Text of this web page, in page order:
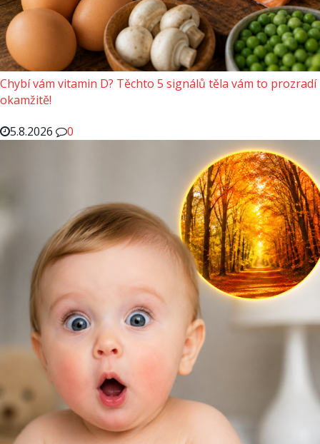
Chybí vám vitamin D? Těchto 5 signálů těla vám to prozradí
okamžitě!
5.8.2026
0